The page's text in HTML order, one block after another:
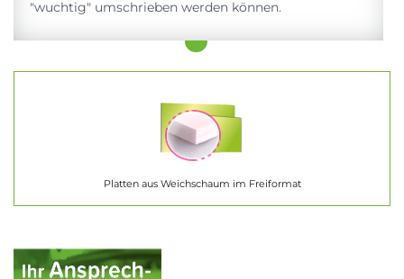
"wuchtig" umschrieben werden können.
Platten aus Weichschaum im Freiformat